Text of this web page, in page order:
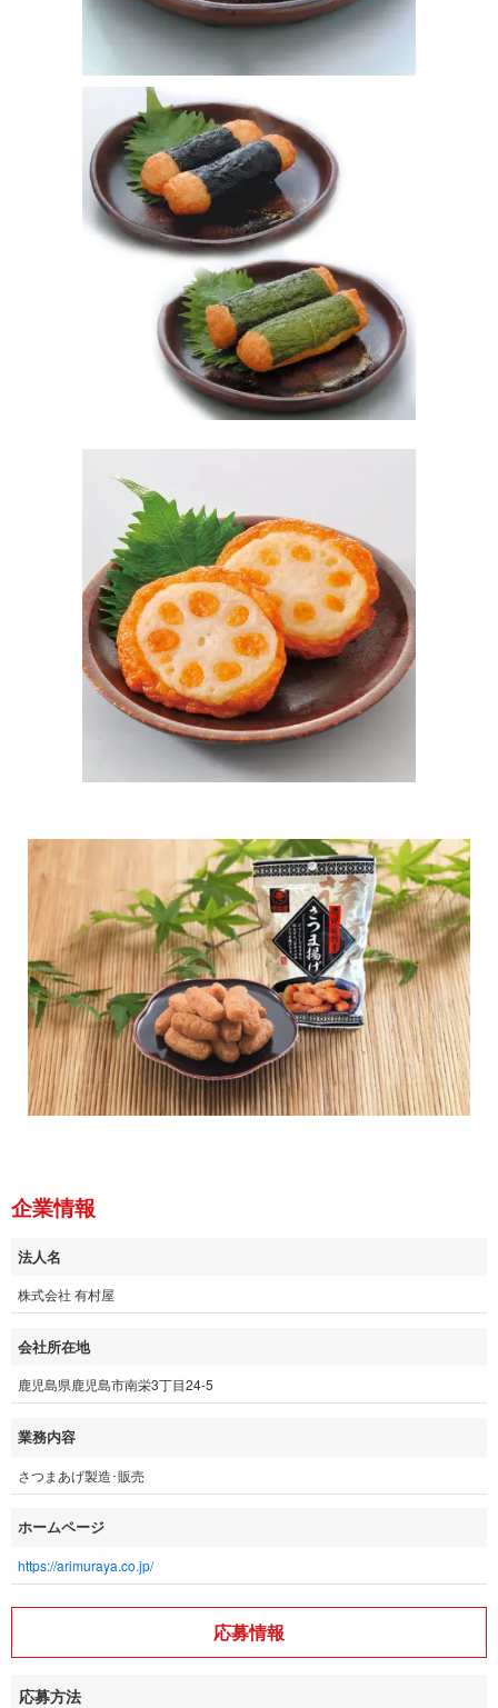
企業情報
法人名
株式会社 有村屋
会社所在地
鹿児島県鹿児島市南栄3丁目24-5
業務内容
さつまあげ製造･販売
ホームページ
https://arimuraya.co.jp/
応募情報
応募方法